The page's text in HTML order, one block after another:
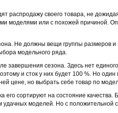
распродажу своего товара, не
моделями или с похожей
Не должны вещи группы размеров
модельного ряда.
завершения сезона. Здесь нет
и сток у них будет 100 %. Но
цене, но выбрать себе товар по
сортируют на состояние
моделей. Но с положительной